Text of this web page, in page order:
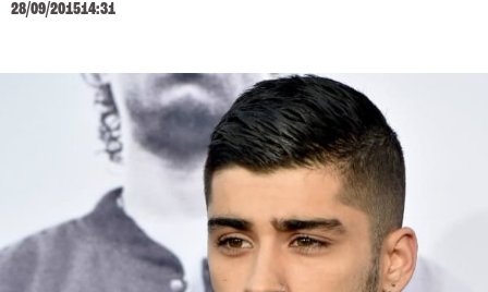
28/09/201514:31